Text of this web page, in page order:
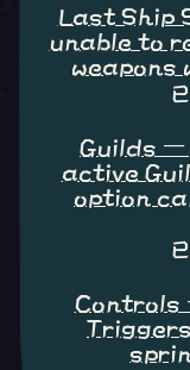
Last Ship
unable to
weapons
Guilds
active
option
Controls